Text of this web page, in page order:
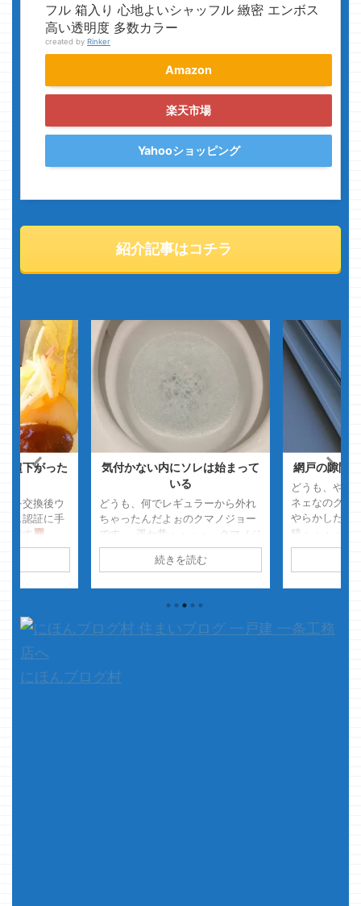
フル 箱入り 心地よいシャッフル 緻密 エンボス
高い透明度 多数カラー
created by Rinker
Amazon
楽天市場
Yahooショッピング
紹介記事はコチラ
超下がった
を交換後ウ
ス認証に手
です
非常に
の金利では
気付かない内にソレは始まって
いる
どうも、何でレギュラーから外れ
ちゃったんだよぉのクマノジョー
です 遥か昔・・・・ クマノジ
ョーはほっかほっか亭（今のホッ
トモット系列）でバイトしており
でレギュラーから外れちゃってん
のよコレっ！！ いまは、牛とじ
是非再びレギュラー化お願いしま
すｗ さて ...
続きを読む
網戸の隙間
どうも、やら
ネェなのクマ
やらかした、
稿・・・・ 初
字にビックリ
スでこんなこ
にほんブログ村